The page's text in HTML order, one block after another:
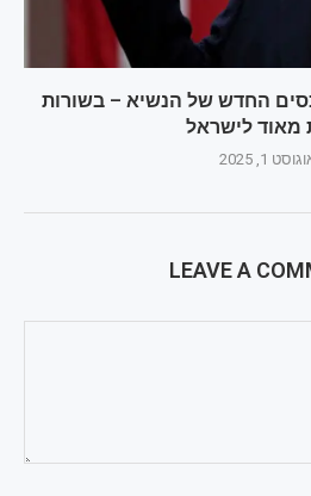
החדש של הנשיא – בשורות
מאוד לישראל
1, 2025
LEAVE A